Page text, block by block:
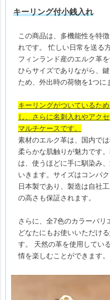
キーリング付小銭入れ
この商品は、多機能性を特
れです。 忙しい日常を送る
フィンランド産のエルク革
ひらサイズでありながら、
ため、外出時の荷物を1つに
キーリングがついているた
し、さらに名刺入れやアク
マルチケースです。
素材のエルク革は、国内で
柔らかな肌触りが魅力です
は、使うほどに手に馴染み
いきます。サイズはコンパ
日本製であり、製造は自社
の高さも保証されます。
さらに、全7色のカラーバリ
どなたにもお使いいただけ
す。 天然の革を使用してい
情を楽しむことができます。